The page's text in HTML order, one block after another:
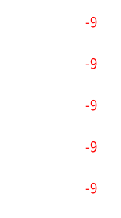
-9
-9
-9
-9
-9